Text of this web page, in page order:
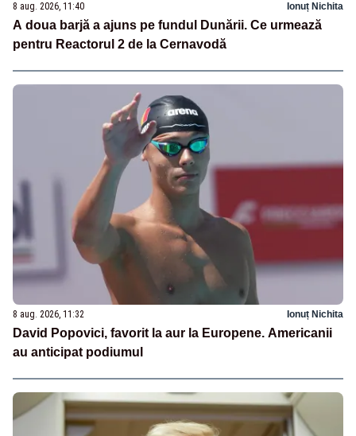
8 aug. 2026, 11:40 Ionuț Nichita
A doua barjă a ajuns pe fundul Dunării. Ce urmează
pentru Reactorul 2 de la Cernavodă
8 aug. 2026, 11:32 Ionuț Nichita
David Popovici, favorit la aur la Europene. Americanii
au anticipat podiumul